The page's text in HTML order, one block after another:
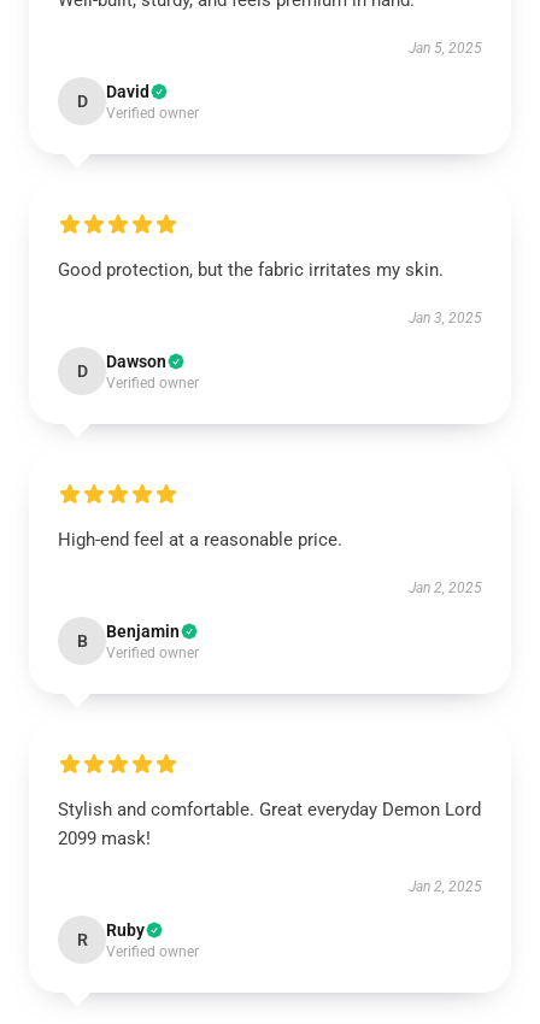
Jan 5, 2025
D David
Verified owner
Good protection, but the fabric irritates my skin.
Jan 3, 2025
D Dawson
Verified owner
High-end feel at a reasonable price.
Jan 2, 2025
B Benjamin
Verified owner
Stylish and comfortable. Great everyday Demon Lord
2099 mask!
Jan 2, 2025
R Ruby
Verified owner